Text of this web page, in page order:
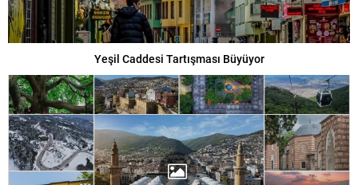
Yeşil Caddesi Tartışması Büyüyor